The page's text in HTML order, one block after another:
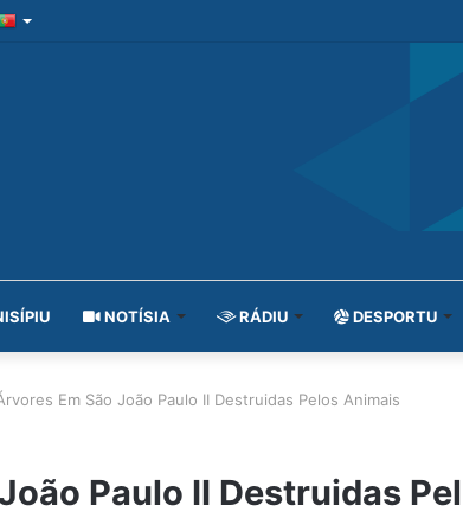
NOTÍSIA RÁDIU DESPORTU
Em São João Paulo II Destruidas Pelos Animais
Paulo II Destruidas